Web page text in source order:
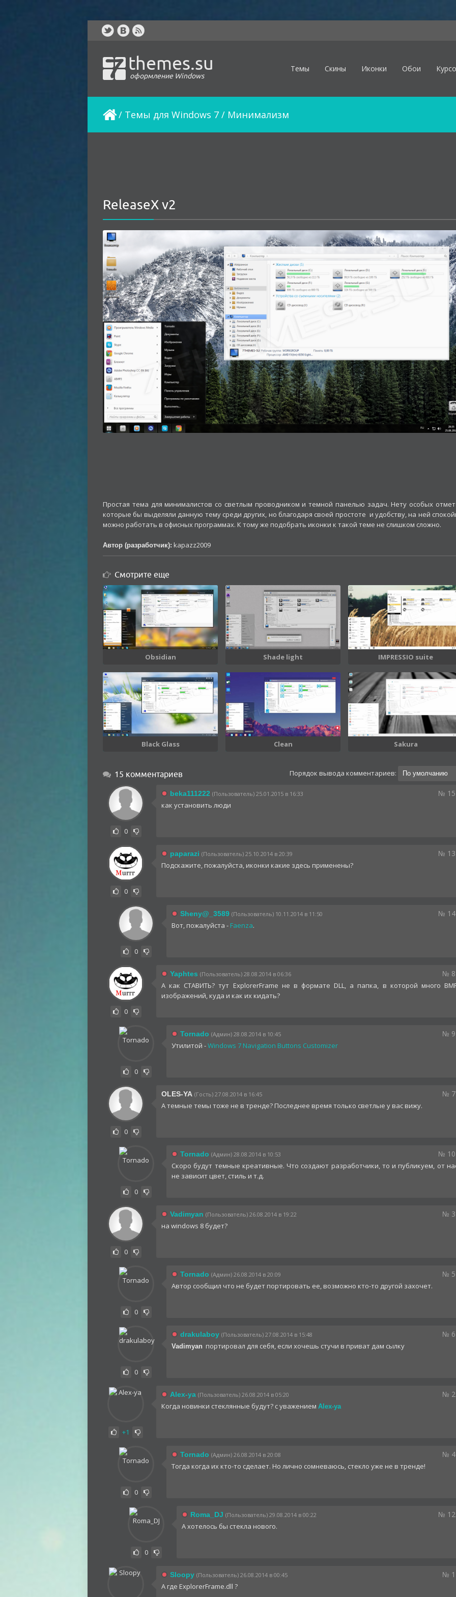
themes.su
оформление Windows
Темы Скины Иконки Обои
/ Темы для Windows 7 / Минимализм
ReleaseX v2
Простая тема для минималистов со светлым проводником и темной панелью задач. Нету особых
которые бы выделяли данную тему среди других, но благодаря своей простоте и удобству, на ней
можно работать в офисных программах. К тому же подобрать иконки к такой теме не слишком сложно.
Автор (разработчик): kapazz2009
Смотрите еще
Obsidian Shade light IMPRESSIO suite
Black Glass Clean Sakura
15 комментариев Порядок вывода комментариев:
0
beka111222 (Пользователь) 25.01.2015 в 16:33 № 15
как установить люди
0
paparazi (Пользователь) 25.10.2014 в 20:39 № 13
Подскажите, пожалуйста, иконки какие здесь применены?
0
Sheny@_3589 (Пользователь) 10.11.2014 в 11:50 № 14
Вот, пожалуйста - Faenza.
0
Yaphtes (Пользователь) 28.08.2014 в 06:36 № 8
А как СТАВИТЬ? тут ExplorerFrame не в формате DLL, а папка, в которой много
изображений, куда и как их кидать?
0
Tornado (Админ) 28.08.2014 в 10:45 № 9
Утилитой -Windows 7 Navigation Buttons Customizer
0
OLES-YA (Гость) 27.08.2014 в 16:45 № 7
А темные темы тоже не в тренде? Последнее время только светлые у вас вижу.
0
Tornado (Админ) 28.08.2014 в 10:53 № 10
Скоро будут темные креативные. Что создают разработчики, то и публикуем, от
не зависит цвет, стиль и т.д.
0
Vadimyan (Пользователь) 26.08.2014 в 19:22 № 3
на windows 8 будет?
0
Tornado (Админ) 26.08.2014 в 20:09 № 5
Автор сообщил что не будет портировать ее, возможно кто-то другой захочет.
0
drakulaboy (Пользователь) 27.08.2014 в 15:48 № 6
Vadimyan портировал для себя, если хочешь стучи в приват дам сылку
+1
Alex-ya (Пользователь) 26.08.2014 в 05:20 № 2
Когда новинки стеклянные будут? с уважением Alex-ya
0
Tornado (Админ) 26.08.2014 в 20:08 № 4
Тогда когда их кто-то сделает. Но лично сомневаюсь, стекло уже не в тренде!
0
Roma_DJ (Пользователь) 29.08.2014 в 00:22 № 12
А хотелось бы стекла нового.
Sloopy (Пользователь) 26.08.2014 в 00:45 № 1
А где ExplorerFrame.dll ?